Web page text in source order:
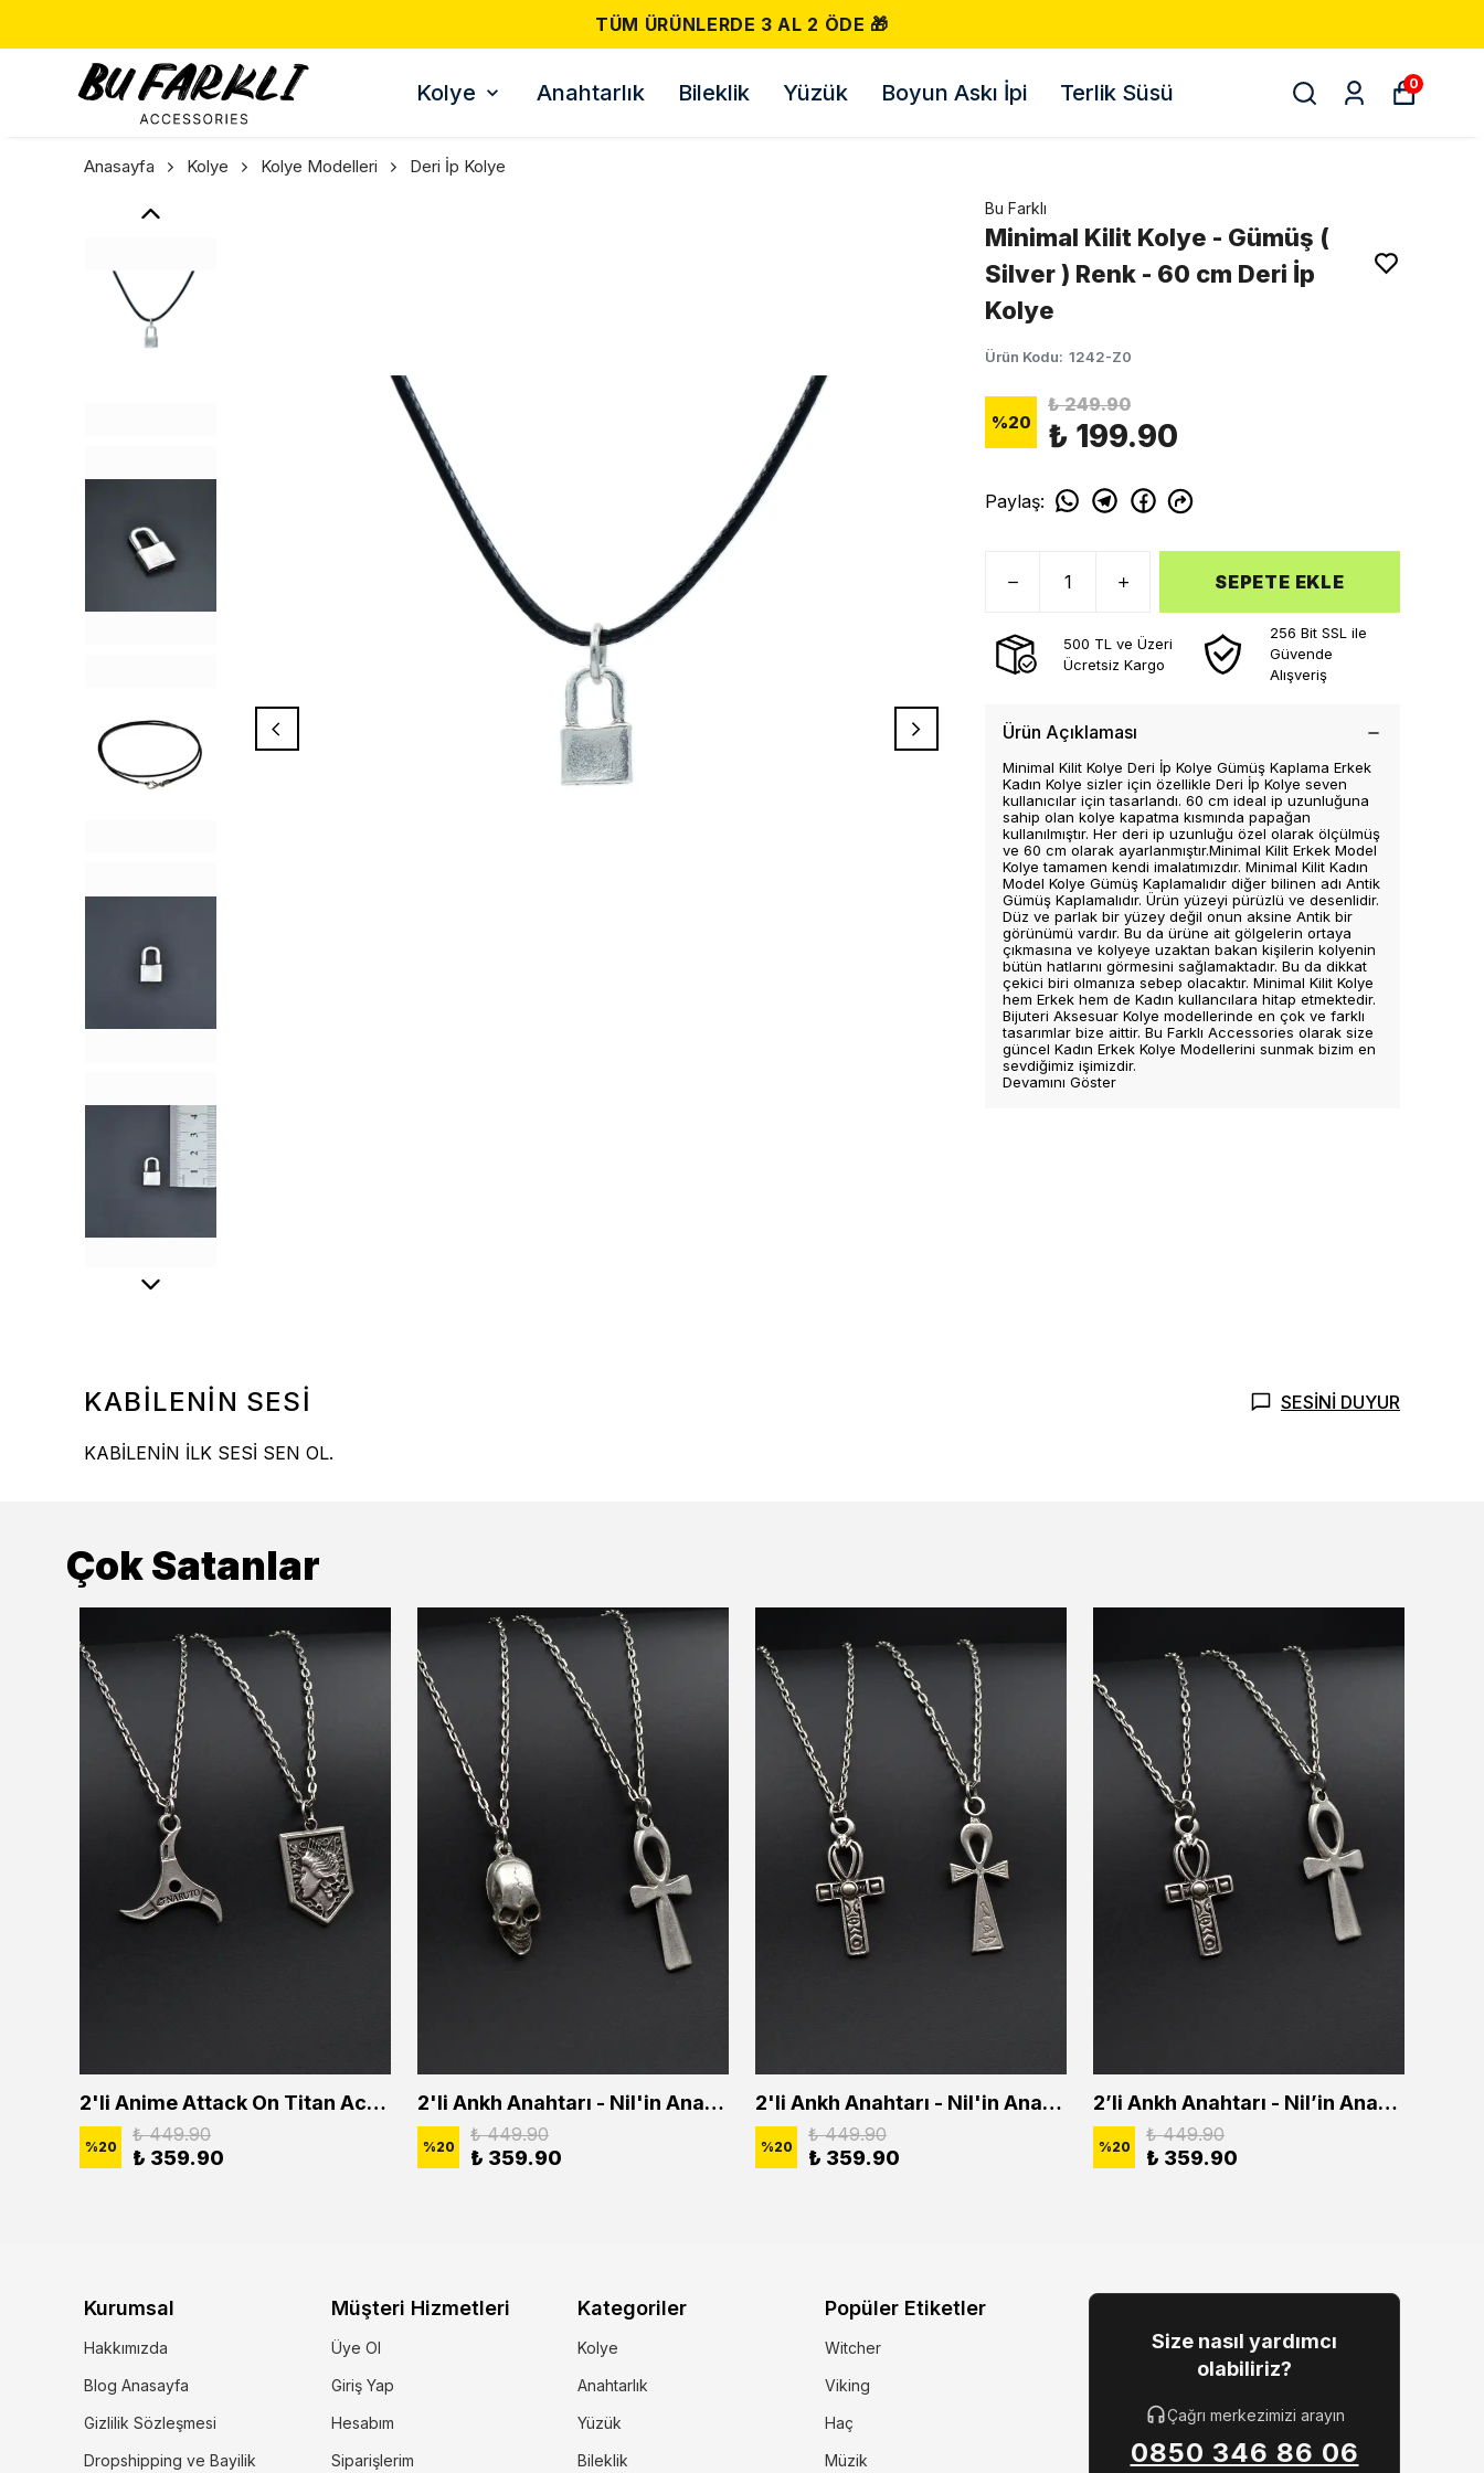
TÜM ÜRÜNLERDE 3 AL 2 ÖDE 🎁
Kolye Anahtarlık Bileklik Yüzük Boyun Askı İpi Terlik Süsü 0
Anasayfa Kolye Kolye Modelleri Deri İp Kolye
Bu Farklı
Minimal Kilit Kolye - Gümüş (
Silver ) Renk - 60 cm Deri İp
Kolye
Ürün Kodu: 1242-Z0
%20
₺ 249.90
₺ 199.90
Paylaş:
SEPETE EKLE
500 TL ve Üzeri
Ücretsiz Kargo
256 Bit SSL ile
Güvende
Alışveriş
Ürün Açıklaması
Minimal Kilit Kolye Deri İp Kolye Gümüş Kaplama Erkek
Kadın Kolye sizler için özellikle Deri İp Kolye seven
kullanıcılar için tasarlandı. 60 cm ideal ip uzunluğuna
sahip olan kolye kapatma kısmında papağan
kullanılmıştır. Her deri ip uzunluğu özel olarak ölçülmüş
ve 60 cm olarak ayarlanmıştır.Minimal Kilit Erkek Model
Kolye tamamen kendi imalatımızdır. Minimal Kilit Kadın
Model Kolye Gümüş Kaplamalıdır diğer bilinen adı Antik
Gümüş Kaplamalıdır. Ürün yüzeyi pürüzlü ve desenlidir.
Düz ve parlak bir yüzey değil onun aksine Antik bir
görünümü vardır. Bu da ürüne ait gölgelerin ortaya
çıkmasına ve kolyeye uzaktan bakan kişilerin kolyenin
bütün hatlarını görmesini sağlamaktadır. Bu da dikkat
çekici biri olmanıza sebep olacaktır. Minimal Kilit Kolye
hem Erkek hem de Kadın kullancılara hitap etmektedir.
Bijuteri Aksesuar Kolye modellerinde en çok ve farklı
tasarımlar bize aittir. Bu Farklı Accessories olarak size
güncel Kadın Erkek Kolye Modellerini sunmak bizim en
sevdiğimiz işimizdir.
Devamını Göster
KABİLENİN SESİ SESİNİ DUYUR
KABİLENİN İLK SESİ SEN OL.
Çok Satanlar
2'li Anime Attack On Titan Acrylic Maria Anime Naruto Erkek Kadın Kolye Seti
%20
₺ 449.90
₺ 359.90
2'li Ankh Anahtarı - Nil'in Anahtarı - Kuru Kafa Erkek Kadın Kolye Seti
%20
₺ 449.90
₺ 359.90
2'li Ankh Anahtarı - Nil'in Anahtarı Erkek Kadın Kolye Seti
%20
₺ 449.90
₺ 359.90
2’li Ankh Anahtarı - Nil’in Anahtarı Erkek Kadın Kolye Seti
%20
₺ 449.90
₺ 359.90
Kurumsal
Hakkımızda
Blog Anasayfa
Gizlilik Sözleşmesi
Dropshipping ve Bayilik
Müşteri Hizmetleri
Üye Ol
Giriş Yap
Hesabım
Siparişlerim
Kategoriler
Kolye
Anahtarlık
Yüzük
Bileklik
Popüler Etiketler
Witcher
Viking
Haç
Müzik
Size nasıl yardımcı
olabiliriz?
Çağrı merkezimizi arayın
0850 346 86 06